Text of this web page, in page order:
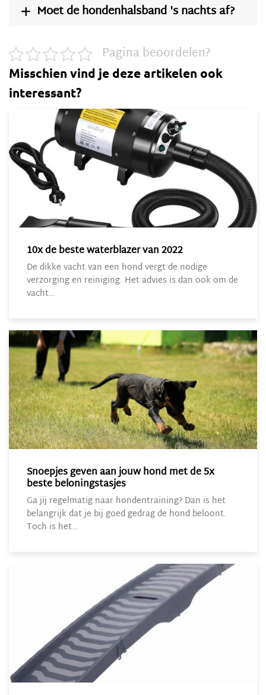
 Moet de hondenhalsband 's nachts af?
Pagina beoordelen?
Misschien vind je deze artikelen ook
interessant?
10x de beste waterblazer van 2022
De dikke vacht van een hond vergt de nodige
verzorging en reiniging. Het advies is dan ook om de
vacht…
Snoepjes geven aan jouw hond met de 5x
beste beloningstasjes
Ga jij regelmatig naar hondentraining? Dan is het
belangrijk dat je bij goed gedrag de hond beloont.
Toch is het…